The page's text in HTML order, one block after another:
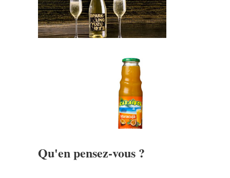
Qu'en pensez-vous ?